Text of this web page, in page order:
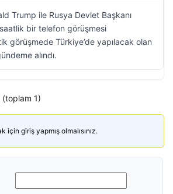
Trump ile Rusya Devlet Başkanı
bir telefon görüşmesi
görüşmede Türkiye’de yapılacak olan
alındı.
(toplam 1)
için giriş yapmış olmalısınız.